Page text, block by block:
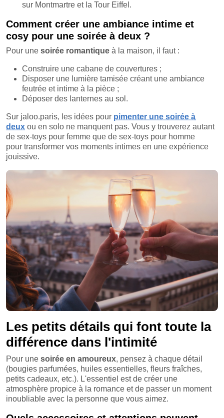
sur Montmartre et la Tour Eiffel.
Comment créer une ambiance intime et
cosy pour une soirée à deux ?
Pour une soirée romantique à la maison, il faut :
Construire une cabane de couvertures ;
Disposer une lumière tamisée créant une ambiance
feutrée et intime à la pièce ;
Déposer des lanternes au sol.
Sur jaloo.paris, les idées pour pimenter une soirée à
deux ou en solo ne manquent pas. Vous y trouverez autant
de sex-toys pour femme que de sex-toys pour homme
pour transformer vos moments intimes en une expérience
jouissive.
Les petits détails qui font toute la
différence dans l'intimité
Pour une soirée en amoureux, pensez à chaque détail
(bougies parfumées, huiles essentielles, fleurs fraîches,
petits cadeaux, etc.). L'essentiel est de créer une
atmosphère propice à la romance et de passer un moment
inoubliable avec la personne que vous aimez.